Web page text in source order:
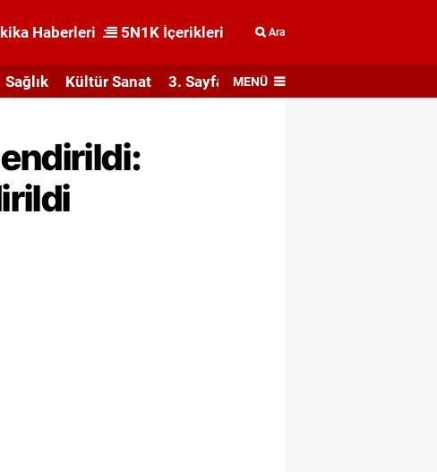
Haberleri 5N1K İçerikleri Ara
Sağlık Kültür Sanat 3. Sayfa MENÜ